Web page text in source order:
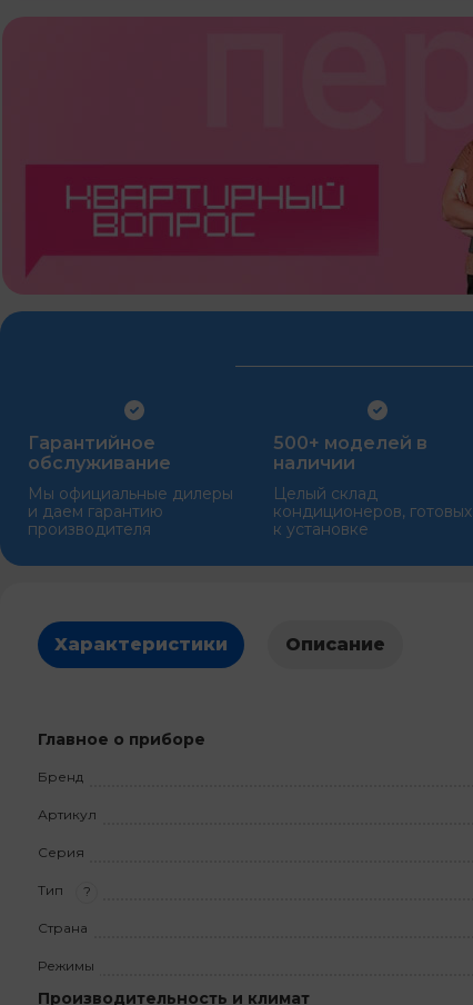
Гарантийное
обслуживание
Мы официальные дилеры
и даем гарантию
производителя
500+ моделей в
наличии
Целый склад
кондиционеров, готовых
к установке
Характеристики Описание
Главное о приборе
Бренд
Артикул
Серия
Тип ?
Страна
Режимы
Производительность и климат